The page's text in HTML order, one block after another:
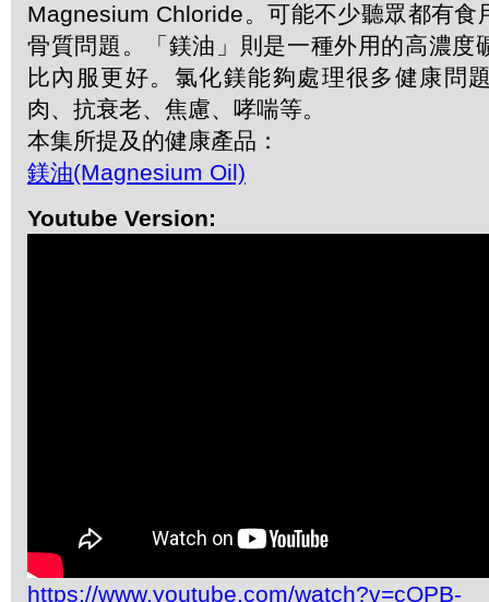
Magnesium Chloride。可能不少聽眾都有食
骨質問題。「鎂油」則是一種外用的高濃度
比內服更好。氯化鎂能夠處理很多健康問
肉、抗衰老、焦慮、哮喘等。
本集所提及的健康產品：
鎂油(Magnesium Oil)
Youtube Version:
https://www.youtube.com/watch?v=cQPB-